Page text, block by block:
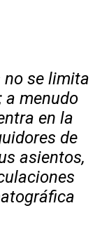
no se limita
a menudo
en la
de
asientos,